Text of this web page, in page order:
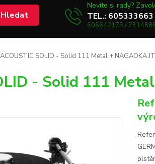
Hledat
Nevíte si rady?
TEL.: 605333663
606642175 /
ACOUSTIC SOLID - Solid 111 Metal + NAGAOKA
- Solid 111